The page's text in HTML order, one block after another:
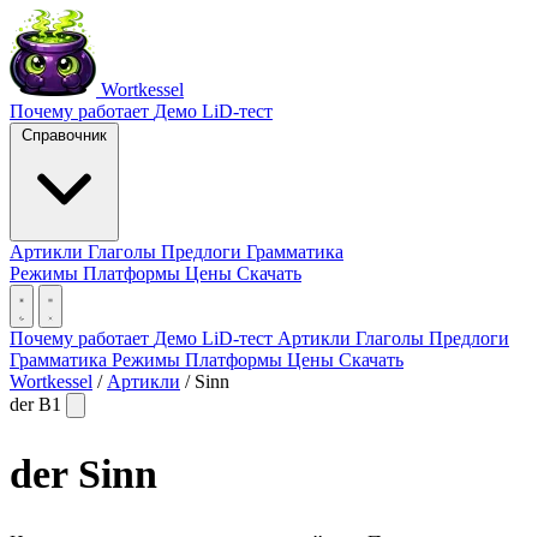
Wortkessel
Почему работает Демо LiD-тест
Справочник
Артикли Глаголы Предлоги Грамматика
Режимы Платформы Цены Скачать
Почему работает Демо LiD-тест Артикли Глаголы Предлоги
Грамматика Режимы Платформы Цены Скачать
Wortkessel / Артикли / Sinn
derB1
derSinn